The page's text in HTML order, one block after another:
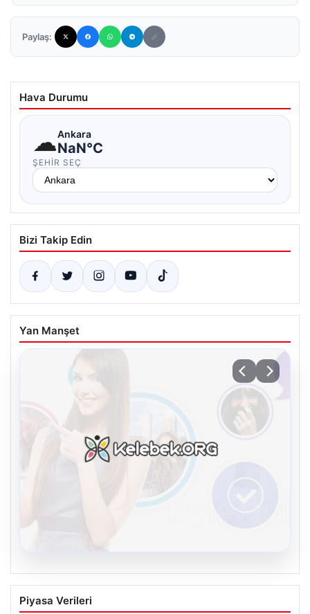
Paylaş:
Hava Durumu
☁Ankara
NaN°C
ŞEHIR SEÇ
Bizi Takip Edin
Yan Manşet
Kelebek chat adresi İle Dijital İletişimin
Seviyeli Adresi Ve Muhabbet Deneyimi
Piyasa Verileri